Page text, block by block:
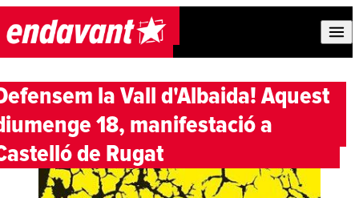
Skip to content
la Vall d'Albaida! Aquest
18, manifestació a
de Rugat